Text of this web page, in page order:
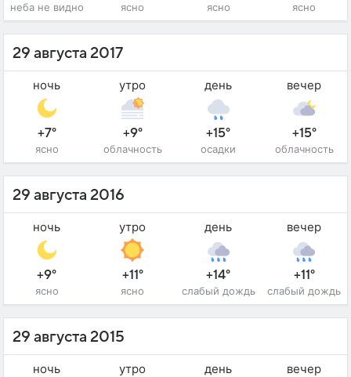
неба не видно ясно ясно ясно
29 августа 2017
ночь
+7°
ясно
утро
+9°
облачность
день
+15°
осадки
вечер
+15°
облачность
29 августа 2016
ночь
+9°
ясно
утро
+11°
ясно
день
+14°
слабый дождь
вечер
+11°
слабый дождь
29 августа 2015
ночь утро день вечер